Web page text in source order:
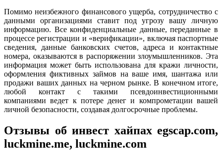
Помимо неизбежного финансового ущерба, сотрудничество с
данными организациями ставит под угрозу вашу личную
информацию. Все конфиденциальные данные, переданные в
процессе регистрации и «верификации», включая паспортные
сведения, данные банковских счетов, адреса и контактные
номера, оказываются в распоряжении злоумышленников. Эта
информация может быть использована для кражи личности,
оформления фиктивных займов на ваше имя, шантажа или
продажи ваших данных на черном рынке. В конечном итоге,
любой контакт с такими псевдоинвестиционными
компаниями ведет к потере денег и компрометации вашей
личной безопасности, создавая долгосрочные проблемы.
Отзывы об инвест хайпах egscap.com,
luckmine.me, luckmine.com